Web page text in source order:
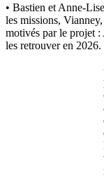
• Bastien et Anne-
les missions,
motivés par le projet
les retrouver en 2026.